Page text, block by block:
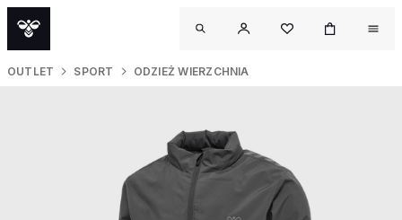
OUTLET SPORT ODZIEŻ WIERZCHNIA